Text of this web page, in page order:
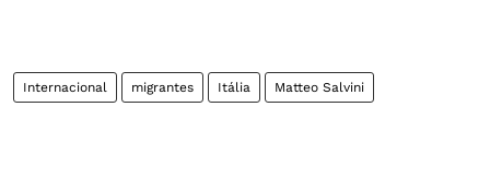
Internacional migrantes Itália Matteo Salvini